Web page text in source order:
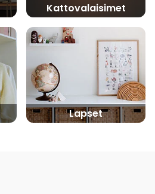
Kattovalaisimet
Lapset